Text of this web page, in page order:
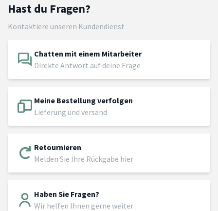
Hast du Fragen?
Kontaktiere unseren Kundendienst
Chatten mit einem Mitarbeiter
Direkte Antwort auf deine Frage
Meine Bestellung verfolgen
Lieferung und versand
Retournieren
Melden Sie Ihre Rückgabe hier
Haben Sie Fragen?
Wir helfen Ihnen gerne weiter